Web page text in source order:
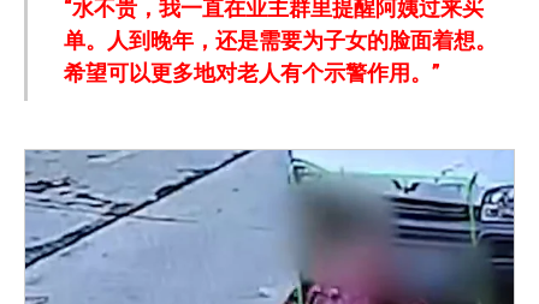
“水不贵，我一直在业主群里提醒阿姨过来买
单。人到晚年，还是需要为子女的脸面着想。
希望可以更多地对老人有个示警作用。”